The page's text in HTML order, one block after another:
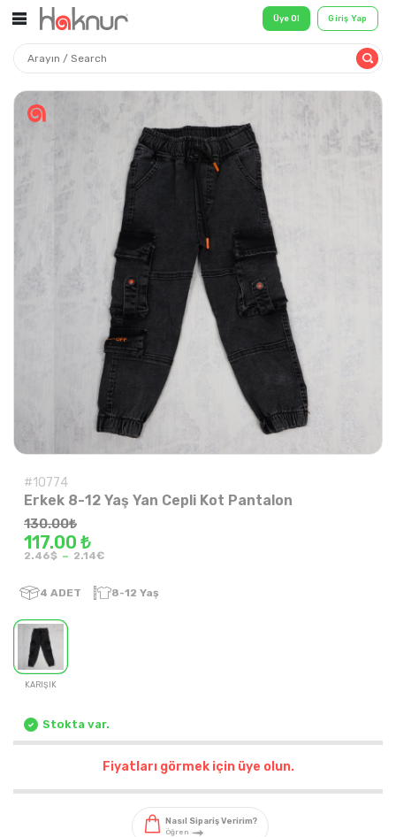
Üye Ol
#10774
Erkek 8-12 Yaş Yan Cepli Kot Pantalon
130.00₺
117.00 ₺
2.46$ - 2.14€
4 ADET 8-12 Yaş
KARIŞIK
Stokta var.
Fiyatları görmek için üye olun.